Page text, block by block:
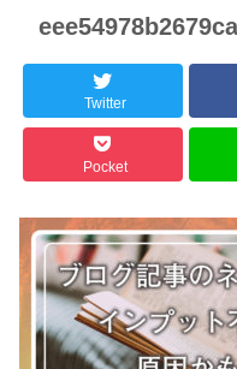
Twitter
Pocket